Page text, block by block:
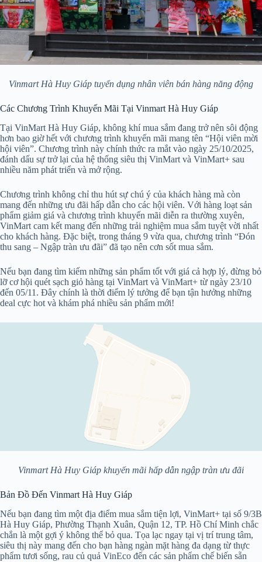
Vinmart Hà Huy Giáp tuyển dụng nhân viên bán hàng năng động
Các Chương Trình Khuyến Mãi Tại Vinmart Hà Huy Giáp
Tại VinMart Hà Huy Giáp, không khí mua sắm đang trở nên sôi động
hơn bao giờ hết với chương trình khuyến mãi mang tên “Hội viên mời
hội viên”. Chương trình này chính thức ra mắt vào ngày 25/10/2025,
đánh dấu sự trở lại của hệ thống siêu thị VinMart và VinMart+ sau
nhiều năm phát triển và mở rộng.
Chương trình không chỉ thu hút sự chú ý của khách hàng mà còn
mang đến những ưu đãi hấp dẫn cho các hội viên. Với hàng loạt sản
phẩm giảm giá và chương trình khuyến mãi diễn ra thường xuyên,
VinMart cam kết mang đến những trải nghiệm mua sắm tuyệt vời nhất
cho khách hàng. Đặc biệt, trong tháng 9 vừa qua, chương trình “Đón
thu sang – Ngập tràn ưu đãi” đã tạo nên cơn sốt mua sắm.
Nếu bạn đang tìm kiếm những sản phẩm tốt với giá cả hợp lý, đừng bỏ
lỡ cơ hội quét sạch giỏ hàng tại VinMart và VinMart+ từ ngày 23/10
đến 05/11. Đây chính là thời điểm lý tưởng để bạn tận hưởng những
deal cực hot và khám phá nhiều sản phẩm mới!
Vinmart Hà Huy Giáp khuyến mãi hấp dẫn ngập tràn ưu đãi
Bản Đồ Đến Vinmart Hà Huy Giáp
Nếu bạn đang tìm một địa điểm mua sắm tiện lợi, VinMart+ tại số 9/3B
Hà Huy Giáp, Phường Thạnh Xuân, Quận 12, TP. Hồ Chí Minh chắc
chắn là một gợi ý không thể bỏ qua. Tọa lạc ngay tại vị trí trung tâm,
siêu thị này mang đến cho bạn hàng ngàn mặt hàng đa dạng từ thực
phẩm tươi sống, rau củ quả VinEco đến các sản phẩm chế biến sẵn